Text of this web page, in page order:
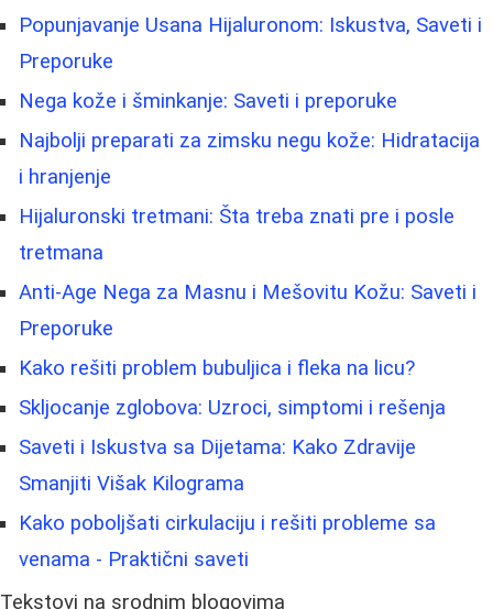
Popunjavanje Usana Hijaluronom: Iskustva, Saveti i
Preporuke
Nega kože i šminkanje: Saveti i preporuke
Najbolji preparati za zimsku negu kože: Hidratacija
i hranjenje
Hijaluronski tretmani: Šta treba znati pre i posle
tretmana
Anti-Age Nega za Masnu i Mešovitu Kožu: Saveti i
Preporuke
Kako rešiti problem bubuljica i fleka na licu?
Skljocanje zglobova: Uzroci, simptomi i rešenja
Saveti i Iskustva sa Dijetama: Kako Zdravije
Smanjiti Višak Kilograma
Kako poboljšati cirkulaciju i rešiti probleme sa
venama - Praktični saveti
Tekstovi na srodnim blogovima